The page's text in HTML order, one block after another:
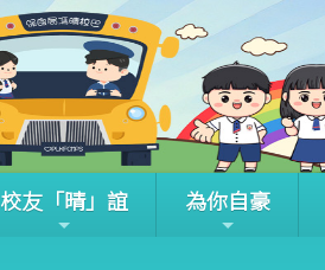
校友「晴」誼 為你自豪